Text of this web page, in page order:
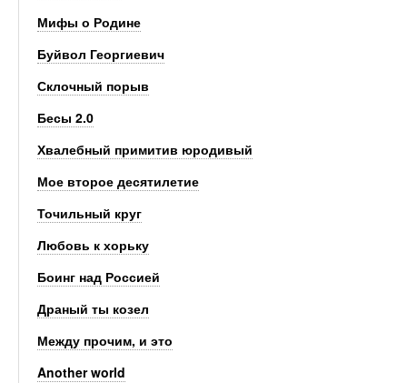
Мифы о Родине
Буйвол Георгиевич
Склочный порыв
Бесы 2.0
Хвалебный примитив юродивый
Мое второе десятилетие
Точильный круг
Любовь к хорьку
Боинг над Россией
Драный ты козел
Между прочим, и это
Another world